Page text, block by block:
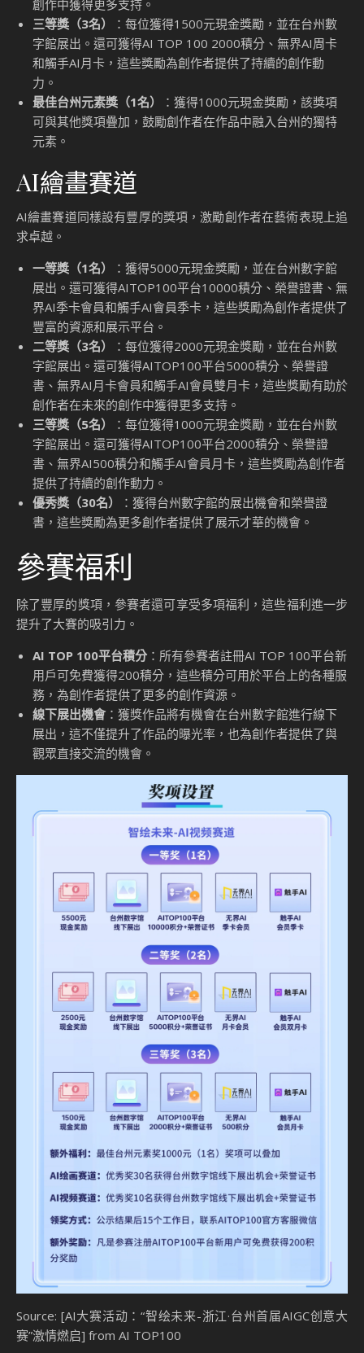
創作中獲得更多支持。
三等獎（3名）
：每位獲得1500元現金獎勵，並在台州數
字館展出。還可獲得AI TOP 100 2000積分、無界AI周卡
和觸手AI月卡，這些獎勵為創作者提供了持續的創作動
力。
最佳台州元素獎（1名）
：獲得1000元現金獎勵，該獎項
可與其他獎項疊加，鼓勵創作者在作品中融入台州的獨特
元素。
AI繪畫賽道
AI繪畫賽道同樣設有豐厚的獎項，激勵創作者在藝術表現上追
求卓越。
一等獎（1名）
：獲得5000元現金獎勵，並在台州數字館
展出。還可獲得AITOP100平台10000積分、榮譽證書、無
界AI季卡會員和觸手AI會員季卡，這些獎勵為創作者提供了
豐富的資源和展示平台。
二等獎（3名）
：每位獲得2000元現金獎勵，並在台州數
字館展出。還可獲得AITOP100平台5000積分、榮譽證
書、無界AI月卡會員和觸手AI會員雙月卡，這些獎勵有助於
創作者在未來的創作中獲得更多支持。
三等獎（5名）
：每位獲得1000元現金獎勵，並在台州數
字館展出。還可獲得AITOP100平台2000積分、榮譽證
書、無界AI500積分和觸手AI會員月卡，這些獎勵為創作者
提供了持續的創作動力。
優秀獎（30名）
：獲得台州數字館的展出機會和榮譽證
書，這些獎勵為更多創作者提供了展示才華的機會。
參賽福利
除了豐厚的獎項，參賽者還可享受多項福利，這些福利進一步
提升了大賽的吸引力。
AI TOP 100平台積分 ：所有參賽者註冊AI TOP 100平台新
用戶可免費獲得200積分，這些積分可用於平台上的各種服
務，為創作者提供了更多的創作資源。
線下展出機會：獲獎作品將有機會在台州數字館進行線下
展出，這不僅提升了作品的曝光率，也為創作者提供了與
觀眾直接交流的機會。
Source: [AI大赛活动：“智绘未来-浙江·台州首届AIGC创意大
赛”激情燃启] from AI TOP100